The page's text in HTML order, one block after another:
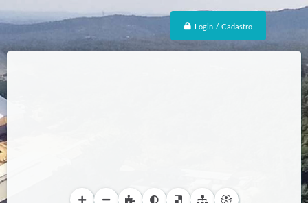
Login / Cadastro